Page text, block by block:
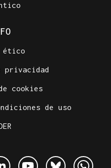
ético
cookies
de uso